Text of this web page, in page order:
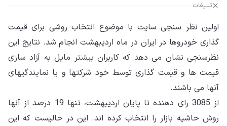
تبلیغات
اولین نظر سنجی سایت با موضوع انتخاب روشی برای قیمت
گذاری خودروها در ایران در ماه اردیبهشت انجام شد. نتایج این
نظرسنجی نشان می دهد که کاربران بیشتر مایل به آزاد سازی
قیمت ها و قیمت گذاری توسط خود شرکتها و یا نمایندگیهای
آنها می باشند.
از 3085 رای دهنده تا پایان اردیبهشت، تنها 19 درصد از آنها
روش حاشیه بازار را انتخاب کرده اند. این در حالیست که این